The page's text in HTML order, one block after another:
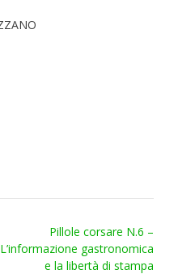
Pillole corsare N.6 –
L’informazione gastronomica
e la libertà di stampa